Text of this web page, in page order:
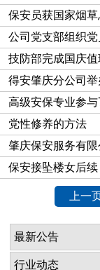
保安员获国家烟
公司党支部组织党
技防部完成国庆
得安肇庆分公司举
高级安保专业参
党性修养的方法
肇庆保安服务有
保安接坠楼女后
上一
最新公告
行业动态